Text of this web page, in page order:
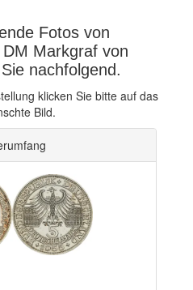
Fotos von
Markgraf von
nachfolgend.
klicken Sie bitte auf das
Bild.